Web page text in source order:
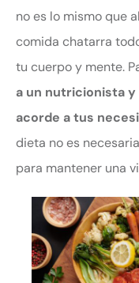
no es lo mismo que
comida chatarra
tu cuerpo y mente.
a un nutricionista
acorde a tus
dieta no es
para mantener una